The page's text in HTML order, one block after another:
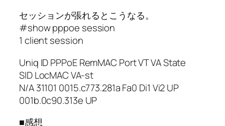
セッションが張れるとこうなる。
#show pppoe session
1 client session
Uniq ID PPPoE RemMAC Port VT VA State
SID LocMAC VA-st
N/A 31101 0015.c773.281a Fa0 Di1 Vi2 UP
001b.0c90.313e UP
■感想